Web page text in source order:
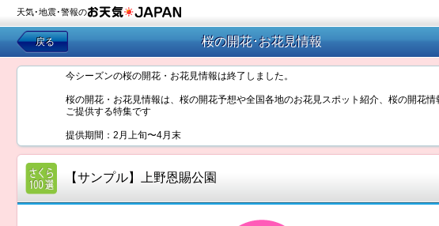
天気･地震･警報の
戻る 桜の開花･お花見情報
今シーズンの桜の開花・お花見情報は終了しました。
桜の開花・お花見情報は、桜の開花予想や全国各地のお花見スポット紹介、桜の開花情
ご提供する特集です
提供期間：2月上旬〜4月末
【サンプル】上野恩賜公園